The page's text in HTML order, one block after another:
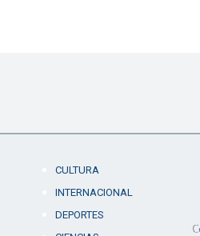
CULTURA
INTERNACIONAL
DEPORTES